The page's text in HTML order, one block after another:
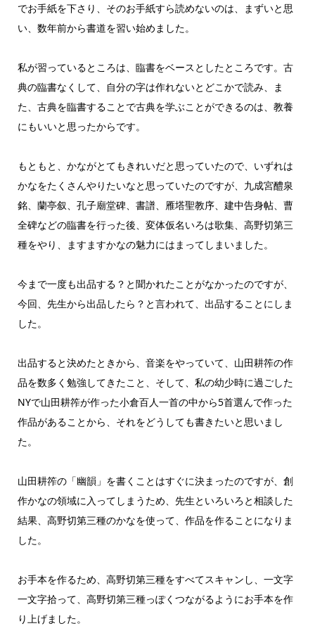
でお手紙を下さり、そのお手紙すら読めないのは、まずいと思
い、数年前から書道を習い始めました。
私が習っているところは、臨書をベースとしたところです。古
典の臨書なくして、自分の字は作れないとどこかで読み、ま
た、古典を臨書することで古典を学ぶことができるのは、教養
にもいいと思ったからです。
もともと、かながとてもきれいだと思っていたので、いずれは
かなをたくさんやりたいなと思っていたのですが、九成宮醴泉
銘、蘭亭叙、孔子廟堂碑、書譜、雁塔聖教序、建中告身帖、曹
全碑などの臨書を行った後、変体仮名いろは歌集、高野切第三
種をやり、ますますかなの魅力にはまってしまいました。
今まで一度も出品する？と聞かれたことがなかったのですが、
今回、先生から出品したら？と言われて、出品することにしま
した。
出品すると決めたときから、音楽をやっていて、山田耕筰の作
品を数多く勉強してきたこと、そして、私の幼少時に過ごした
NYで山田耕筰が作った小倉百人一首の中から5首選んで作った
作品があることから、それをどうしても書きたいと思いまし
た。
山田耕筰の「幽韻」を書くことはすぐに決まったのですが、創
作かなの領域に入ってしまうため、先生といろいろと相談した
結果、高野切第三種のかなを使って、作品を作ることになりま
した。
お手本を作るため、高野切第三種をすべてスキャンし、一文字
一文字拾って、高野切第三種っぽくつながるようにお手本を作
り上げました。